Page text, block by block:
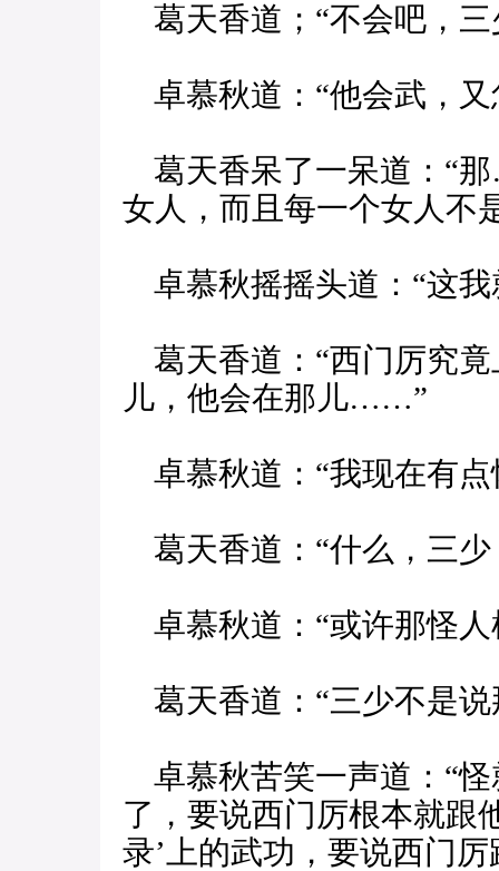
葛天香道；“不会吧，三
卓慕秋道：“他会武，又
葛天香呆了一呆道：“
女人，而且每一个女人不
卓慕秋摇摇头道：“这
葛天香道：“西门厉究
儿，他会在那儿……”
卓慕秋道：“我现在有点
葛天香道：“什么，三少
卓慕秋道：“或许那怪
葛天香道：“三少不是说
卓慕秋苦笑一声道：“
了，要说西门厉根本就跟
录’上的武功，要说西门